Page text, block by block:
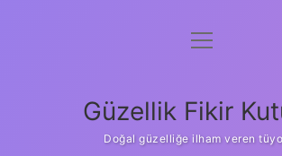
Anasayfa
Yasal Uyarı
menüyü
Güzellik Fikir
Doğal güzelliğe ilham veren